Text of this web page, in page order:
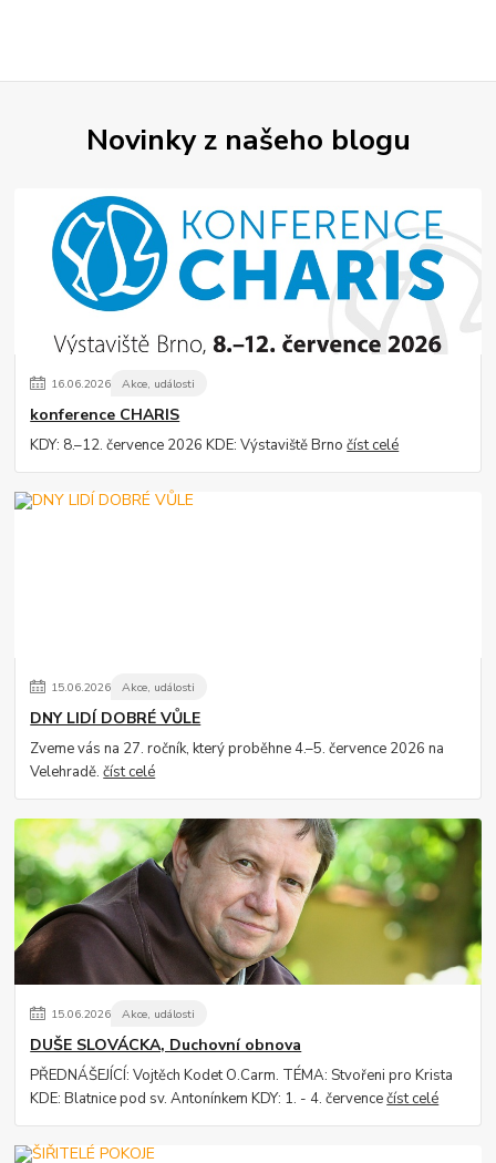
Novinky z našeho blogu
16.06.2026 Akce, události
konference CHARIS
KDY: 8.–12. července 2026 KDE: Výstaviště Brnočíst celé
15.06.2026 Akce, události
DNY LIDÍ DOBRÉ VŮLE
Zveme vás na 27. ročník, který proběhne 4.–5. července 2026 na
Velehradě.číst celé
15.06.2026 Akce, události
DUŠE SLOVÁCKA, Duchovní obnova
PŘEDNÁŠEJÍCÍ: Vojtěch Kodet O.Carm. TÉMA: Stvořeni pro Krista
KDE: Blatnice pod sv. Antonínkem KDY: 1. - 4. červencečíst celé